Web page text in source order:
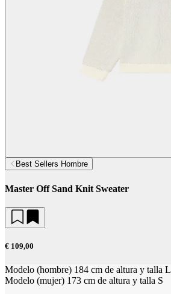
Best Sellers Hombre
Master Off Sand Knit Sweater
€ 109,00
Modelo (hombre) 184 cm de altura y talla L
Modelo (mujer) 173 cm de altura y talla S